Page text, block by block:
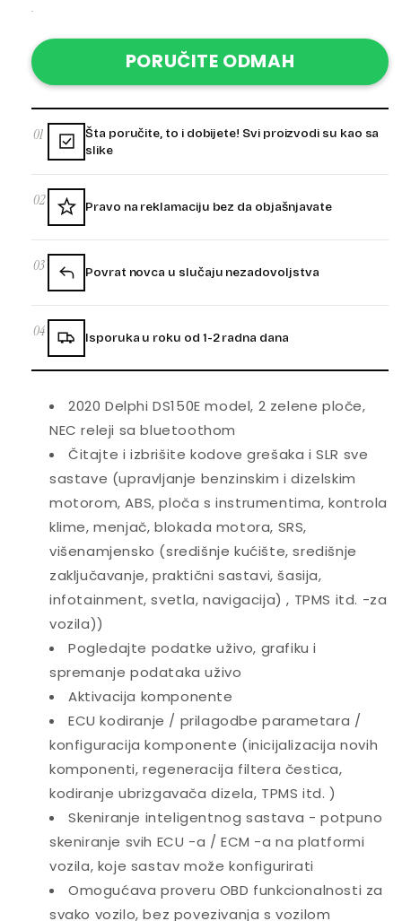
price
.
PORUČITE ODMAH
01
Šta poručite, to i dobijete! Svi proizvodi su kao sa
slike
02 Pravo na reklamaciju bez da objašnjavate
03 Povrat novca u slučaju nezadovoljstva
04 Isporuka u roku od 1-2 radna dana
2020 Delphi DS150E model, 2 zelene ploče,
NEC releji sa bluetoothom
Čitajte i izbrišite kodove grešaka i SLR sve
sastave (upravljanje benzinskim i dizelskim
motorom, ABS, ploča s instrumentima, kontrola
klime, menjač, ​​blokada motora, SRS,
višenamjensko (središnje kućište, središnje
zaključavanje, praktični sastavi, šasija,
infotainment, svetla, navigacija) , TPMS itd. -za
vozila))
Pogledajte podatke uživo, grafiku i
spremanje podataka uživo
Aktivacija komponente
ECU kodiranje / prilagodbe parametara /
konfiguracija komponente (inicijalizacija novih
komponenti, regeneracija filtera čestica,
kodiranje ubrizgavača dizela, TPMS itd. )
Skeniranje inteligentnog sastava - potpuno
skeniranje svih ECU -a / ECM -a na platformi
vozila, koje sastav može konfigurirati
Omogućava proveru OBD funkcionalnosti za
svako vozilo, bez povezivanja s vozilom